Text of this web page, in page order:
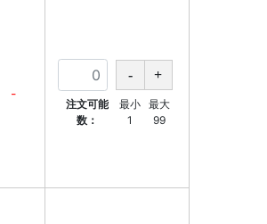
-
注文可能
数：
最小
1
最大
99